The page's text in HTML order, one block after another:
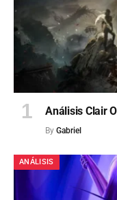
Análisis Clair
By Gabriel
ANÁLISIS